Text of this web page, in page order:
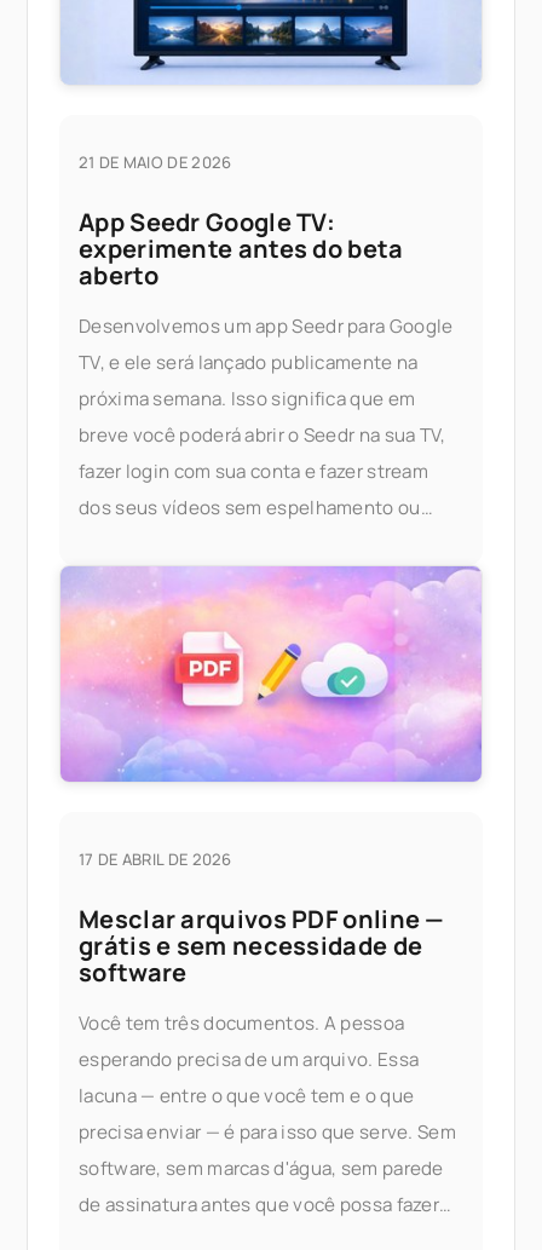
21 DE MAIO DE 2026
App Seedr Google TV:
experimente antes do beta
aberto
Desenvolvemos um app Seedr para Google
TV, e ele será lançado publicamente na
próxima semana. Isso significa que em
breve você poderá abrir o Seedr na sua TV,
fazer login com sua conta e fazer stream
dos seus vídeos sem espelhamento ou
você gostaria de experimentar o
17 DE ABRIL DE 2026
Mesclar arquivos PDF online —
grátis e sem necessidade de
software
Você tem três documentos. A pessoa
esperando precisa de um arquivo. Essa
lacuna — entre o que você tem e o que
precisa enviar — é para isso que serve. Sem
software, sem marcas d'água, sem parede
de assinatura antes que você possa fazer